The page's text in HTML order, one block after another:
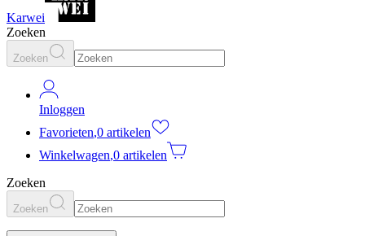
Karwei
Zoeken
Zoeken
Inloggen
Favorieten,0 artikelen
Winkelwagen,0 artikelen
Zoeken
Zoeken